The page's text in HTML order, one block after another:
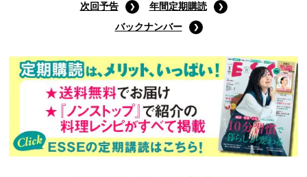
次回予告
年間定期購読
バックナンバー